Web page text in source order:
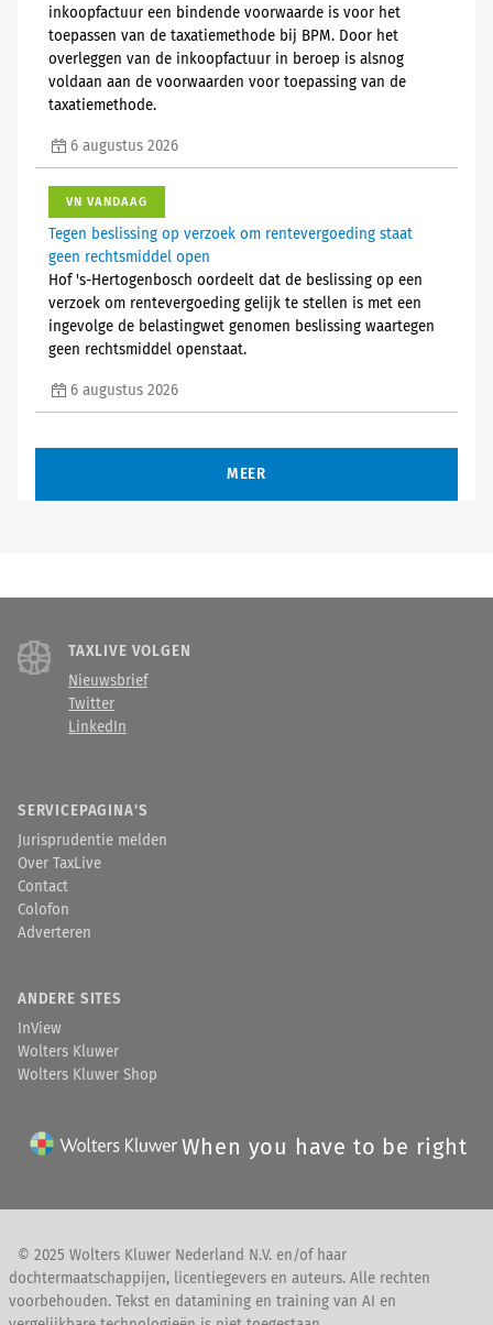
inkoopfactuur een bindende voorwaarde is voor het
toepassen van de taxatiemethode bij BPM. Door het
overleggen van de inkoopfactuur in beroep is alsnog
voldaan aan de voorwaarden voor toepassing van de
taxatiemethode.
6 augustus 2026
VN VANDAAG
Tegen beslissing op verzoek om rentevergoeding staat
geen rechtsmiddel open
Hof 's-Hertogenbosch oordeelt dat de beslissing op een
verzoek om rentevergoeding gelijk te stellen is met een
ingevolge de belastingwet genomen beslissing waartegen
geen rechtsmiddel openstaat.
6 augustus 2026
MEER
TAXLIVE VOLGEN
Nieuwsbrief
Twitter
LinkedIn
SERVICEPAGINA'S
Jurisprudentie melden
Over TaxLive
Contact
Colofon
Adverteren
ANDERE SITES
InView
Wolters Kluwer
Wolters Kluwer Shop
When you have to be right
© 2025 Wolters Kluwer Nederland N.V. en/of haar
dochtermaatschappijen, licentiegevers en auteurs. Alle rechten
voorbehouden. Tekst en datamining en training van AI en